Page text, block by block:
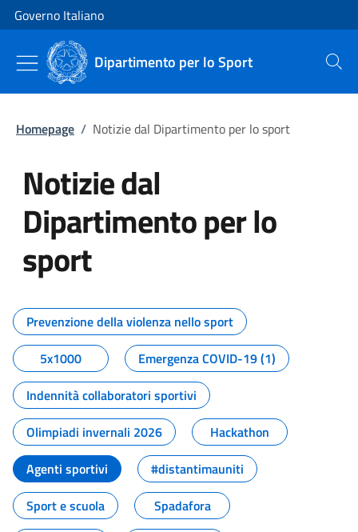
Vai al contenuto
Vai alla navigazione del sito
Governo Italiano
Dipartimento per lo Sport Cerca
Homepage / Notizie dal Dipartimento per lo sport
Notizie dal
Dipartimento per lo
sport
Tutti i contenuti della pagina
Prevenzione della violenza nello sport
5x1000
Emergenza COVID-19 (1)
Indennità collaboratori sportivi
Olimpiadi invernali 2026
Hackathon
Agenti sportivi
#distantimauniti
Sport e scuola
Spadafora